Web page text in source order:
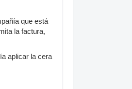
que está
la factura,
aplicar la cera